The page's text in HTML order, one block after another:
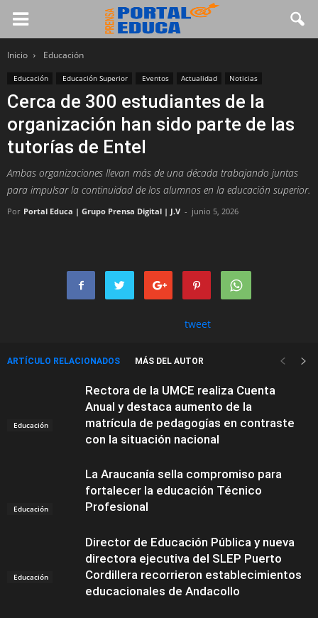
Inicio Educación
Educación Educación Superior Eventos Actualidad Noticias
Cerca de 300 estudiantes de la
organización han sido parte de las
tutorías de Entel
Ambas organizaciones llevan más de una década trabajando juntas
para impulsar la continuidad de los alumnos en la educación superior.
Por Portal Educa | Grupo Prensa Digital | J.V - junio 5, 2026
tweet
ARTÍCULO RELACIONADOS MÁS DEL AUTOR
Educación
Rectora de la UMCE realiza Cuenta
Anual y destaca aumento de la
matrícula de pedagogías en contraste
con la situación nacional
Educación
La Araucanía sella compromiso para
fortalecer la educación Técnico
Profesional
Educación
Director de Educación Pública y nueva
directora ejecutiva del SLEP Puerto
Cordillera recorrieron establecimientos
educacionales de Andacollo